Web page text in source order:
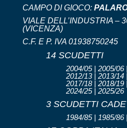
CAMPO DI GIOCO:
VIALE DELL’INDUSTRIA –
(VICENZA)
C.F. E P. IVA 01938750245
14 SCUDETTI
2004/05 | 2005/06
2012/13 | 2013/14
2017/18 | 2018/19
2024/25 | 2025/26
3 SCUDETTI
1984/85 | 1985/86